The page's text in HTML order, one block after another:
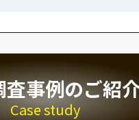
査事例のご紹
Case study